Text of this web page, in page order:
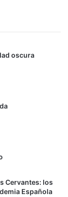
oscura
Cervantes: los
Española